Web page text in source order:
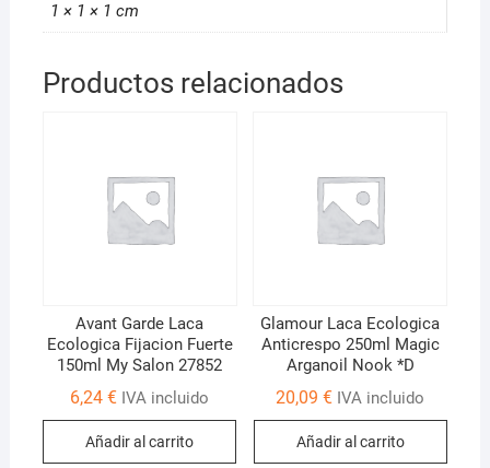
1 × 1 × 1 cm
Productos relacionados
Avant Garde Laca
Ecologica Fijacion Fuerte
150ml My Salon 27852
6,24€ IVA incluido
Añadir al carrito
Glamour Laca Ecologica
Anticrespo 250ml Magic
Arganoil Nook *D
20,09€ IVA incluido
Añadir al carrito